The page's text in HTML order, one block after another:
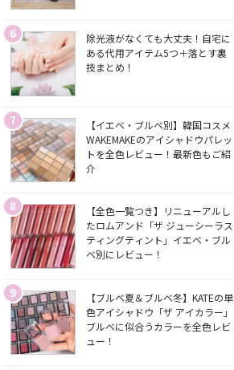
6
除光液がなくても大丈夫！自宅に
ある代用アイテム5つ＋落とす裏
技まとめ！
7
【イエベ・ブルベ別】韓国コスメ
WAKEMAKEのアイシャドウパレッ
トを全色レビュー！最新色もご紹
介
8
【全色一覧つき】リニューアルし
たロムアンド「ザ ジューシーラス
ティングティント」イエベ・ブル
ベ別にレビュー！
9
【ブルベ夏＆ブルベ冬】KATEの単
色アイシャドウ「ザ アイカラー」
ブルベに似合うカラーを全色レビ
ュー！